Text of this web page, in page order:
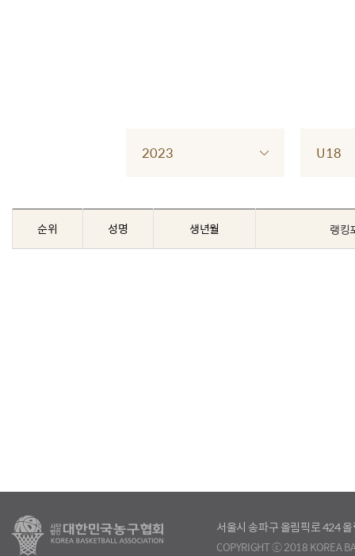
2023 U18
순위 성명 생년월 랭킹
서울시 송파구 올림픽로 424
COPYRIGHT ⓒ 2018 KOREA